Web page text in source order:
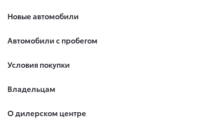
Новые автомобили
Автомобили с пробегом
Условия покупки
Владельцам
О дилерском центре